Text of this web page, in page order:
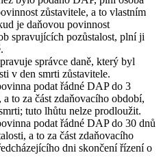
zůstavitele, a to vlastním
je daňovou povinnost
spravujících pozůstalost, plní ji
správce daně, který byl
v den smrti zůstavitele.
podat řádné DAP do 3
to za část zdaňovacího období,
tuto lhůtu nelze prodloužit.
podat řádné DAP do 30 dnů
a to za část zdaňovacího
dni skončení řízení o